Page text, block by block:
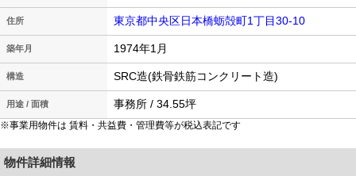
住所 東京都中央区日本橋蛎殻町1丁目30-10
築年月 1974年1月
構造 SRC造(鉄骨鉄筋コンクリート造)
用途 / 面積 事務所 / 34.55坪
※事業用物件は 賃料・共益費・管理費等が税込表記です
物件詳細情報